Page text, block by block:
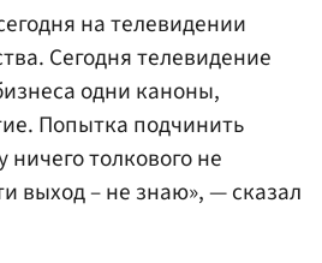
на телевидении
Сегодня телевидение
одни каноны,
Попытка подчинить
ничего толкового не
выход – не знаю», — сказал